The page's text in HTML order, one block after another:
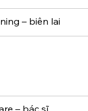
– biên lai
– bác sĩ